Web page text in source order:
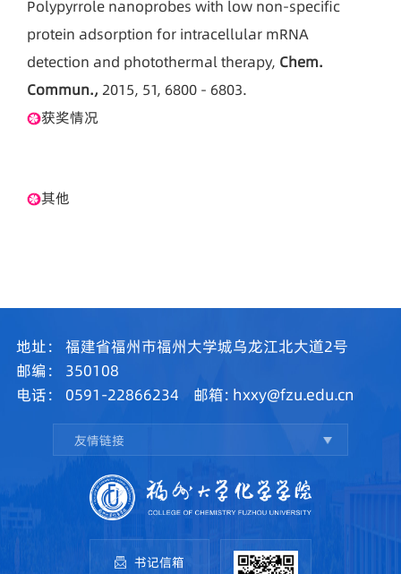
Polypyrrole nanoprobes with low non-specific
protein adsorption for intracellular mRNA
detection and photothermal therapy, Chem.
Commun., 2015, 51, 6800 - 6803.
获奖情况
其他
地址：
福建省福州市福州大学城乌龙江北大道2号
邮编：
350108
电话：
0591-22866234 邮箱: hxxy@fzu.edu.cn
友情链接
书记信箱